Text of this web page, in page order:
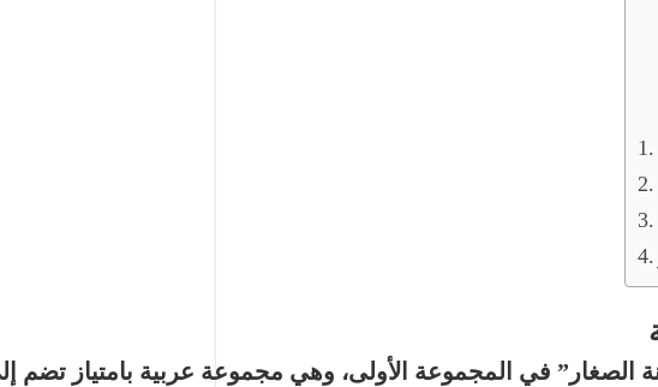
الصغار” في المجموعة الأولى، وهي مجموعة عربية بامتياز